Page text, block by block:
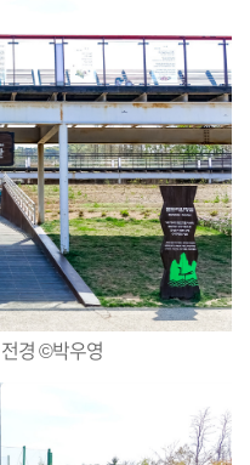
경 ©박우영